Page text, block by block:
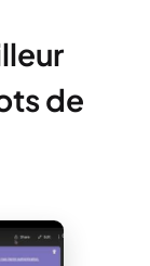
de